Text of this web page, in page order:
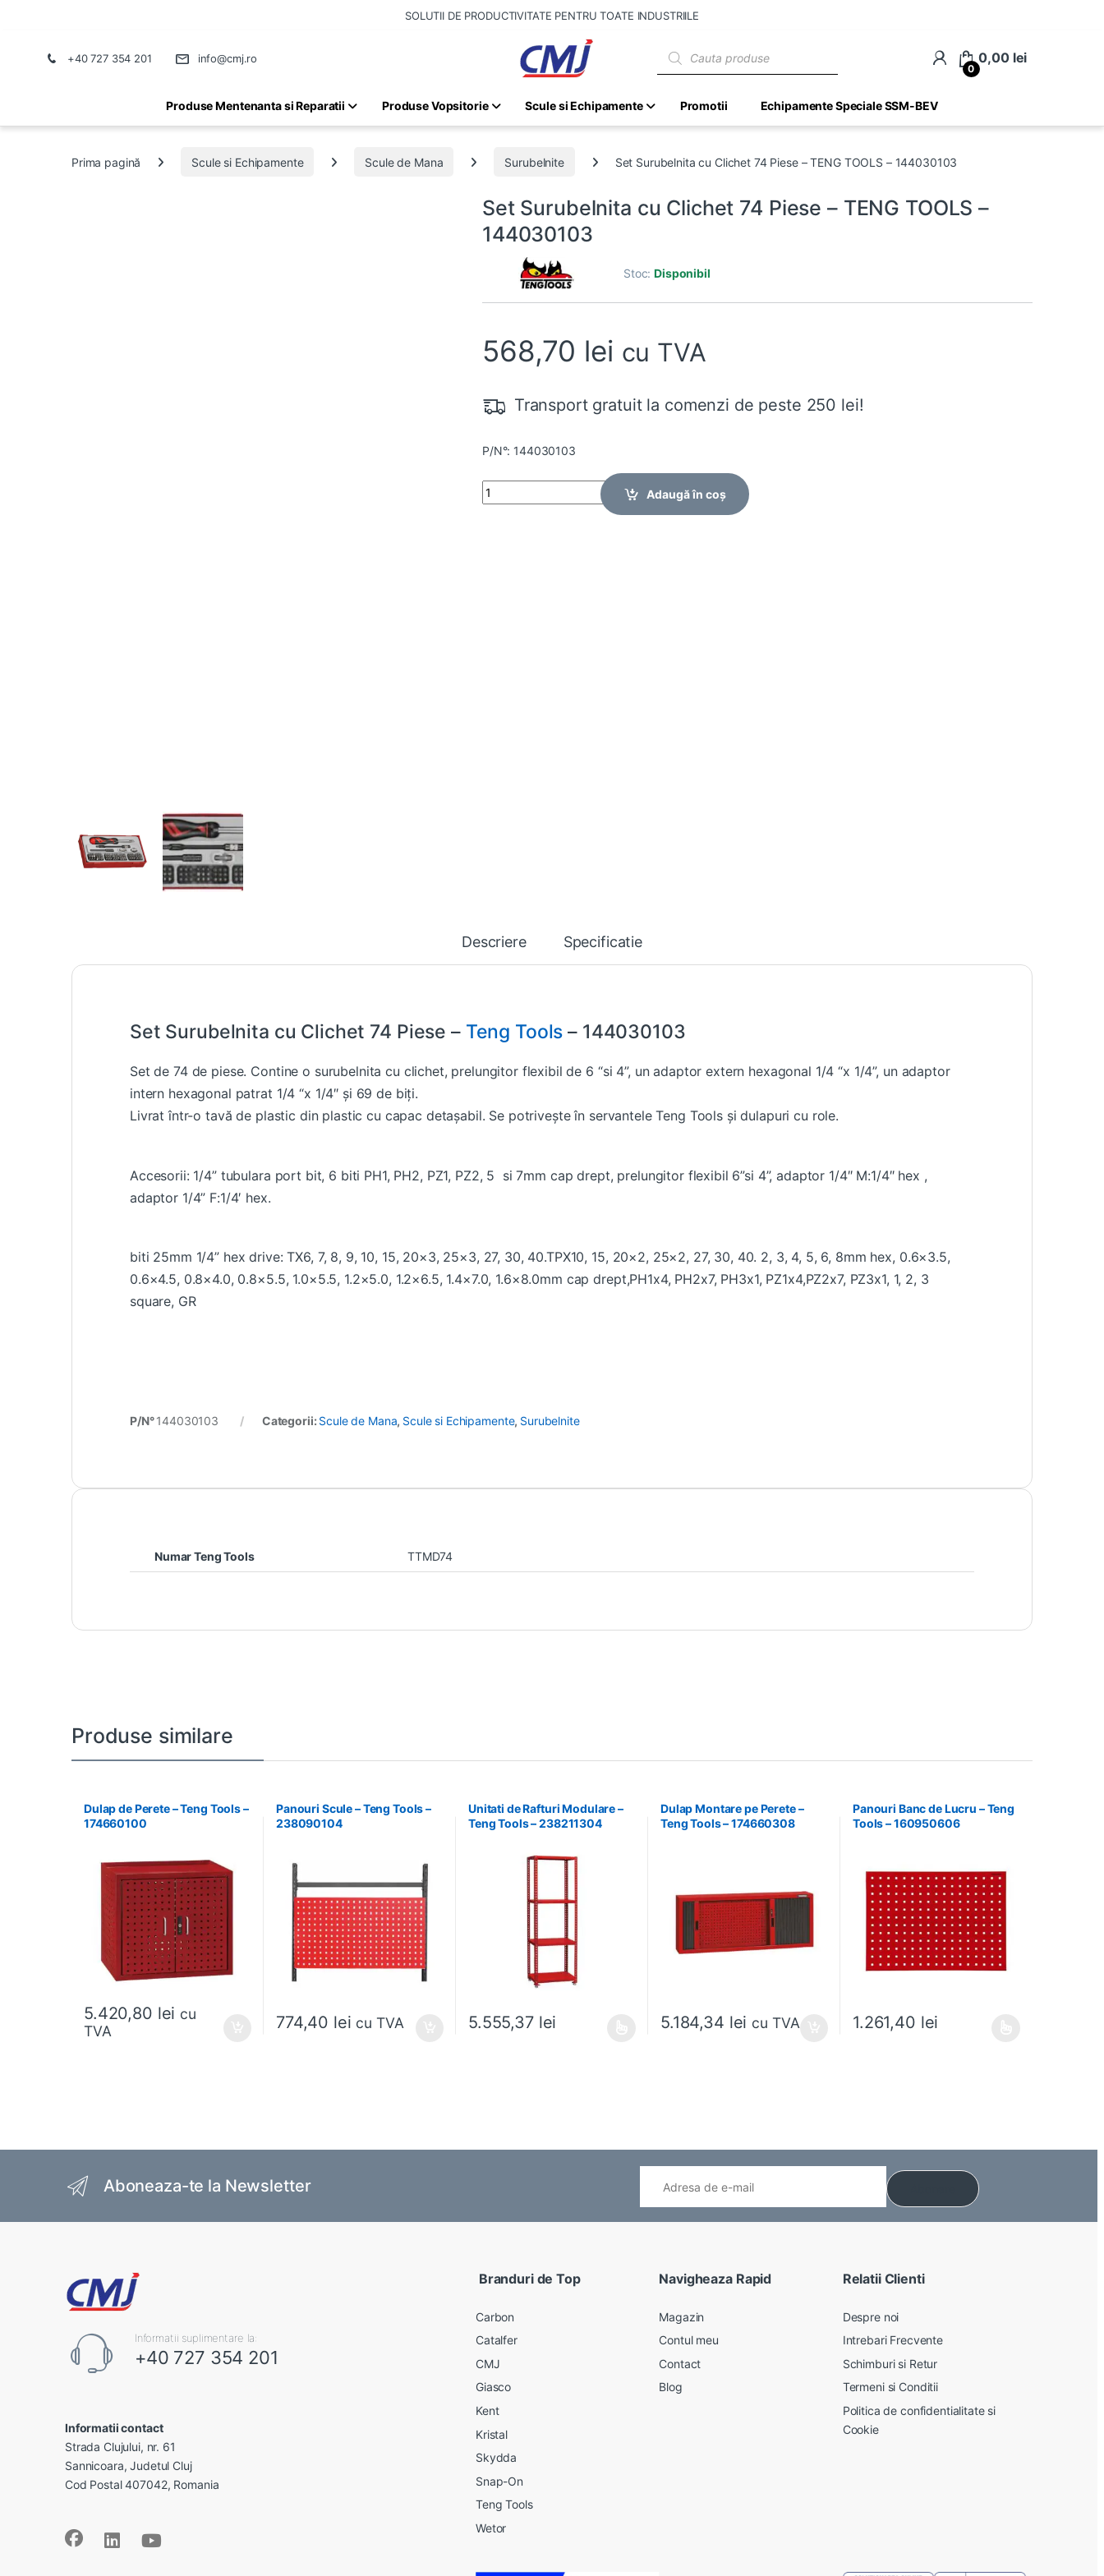
SOLUTII DE PRODUCTIVITATE PENTRU TOATE INDUSTRIILE
+40 727 354 201 info@cmj.ro
0
0,00 lei
Produse Mentenanta si Reparatii Produse Vopsitorie Scule si Echipamente Promotii Echipamente Speciale SSM-BEV
Prima pagină Scule si Echipamente Scule de Mana Surubelnite Set Surubelnita cu Clichet 74 Piese – TENG TOOLS – 144030103
Set Surubelnita cu Clichet 74 Piese – TENG TOOLS –
144030103
Stoc: Disponibil
568,70 lei cu TVA
Transport gratuit la comenzi de peste 250 lei!
P/N°: 144030103
Quantity
Adaugă în coș
Descriere Specificatie
Set Surubelnita cu Clichet 74 Piese – Teng Tools – 144030103
Set de 74 de piese. Contine o surubelnita cu clichet, prelungitor flexibil de 6 “si 4”, un adaptor extern hexagonal 1/4 “x 1/4”, un adaptor
intern hexagonal patrat 1/4 “x 1/4″ și 69 de biți.
Livrat într-o tavă de plastic din plastic cu capac detașabil. Se potrivește în servantele Teng Tools și dulapuri cu role.
Accesorii: 1/4” tubulara port bit, 6 biti PH1, PH2, PZ1, PZ2, 5 si 7mm cap drept, prelungitor flexibil 6”si 4”, adaptor 1/4″ M:1/4″ hex ,
adaptor 1/4” F:1/4′ hex.
biti 25mm 1/4” hex drive: TX6, 7, 8, 9, 10, 15, 20×3, 25×3, 27, 30, 40.TPX10, 15, 20×2, 25×2, 27, 30, 40. 2, 3, 4, 5, 6, 8mm hex, 0.6×3.5,
0.6×4.5, 0.8×4.0, 0.8×5.5, 1.0×5.5, 1.2×5.0, 1.2×6.5, 1.4×7.0, 1.6×8.0mm cap drept,PH1x4, PH2x7, PH3x1, PZ1x4,PZ2x7, PZ3x1, 1, 2, 3
square, GR
P/N°144030103 Categorii: Scule de Mana, Scule si Echipamente, Surubelnite
Numar Teng Tools TTMD74
Produse similare
Dulap de Perete – Teng Tools –
174660100
5.420,80 lei cu
TVA
Panouri Scule – Teng Tools –
238090104
774,40 lei cu TVA
Unitati de Rafturi Modulare –
Teng Tools – 238211304
5.555,37 lei
Dulap Montare pe Perete –
Teng Tools – 174660308
5.184,34 lei cu TVA
Panouri Banc de Lucru – Teng
Tools – 160950606
1.261,40 lei
Aboneaza-te la Newsletter
Informatii suplimentare la:
+40 727 354 201
Informatii contact
Strada Clujului, nr. 61
Sannicoara, Judetul Cluj
Cod Postal 407042, Romania
Branduri de Top
Carbon
Catalfer
CMJ
Giasco
Kent
Kristal
Skydda
Snap-On
Teng Tools
Wetor
Navigheaza Rapid
Magazin
Contul meu
Contact
Blog
Relatii Clienti
Despre noi
Intrebari Frecvente
Schimburi si Retur
Termeni si Conditii
Politica de confidentialitate si
Cookie